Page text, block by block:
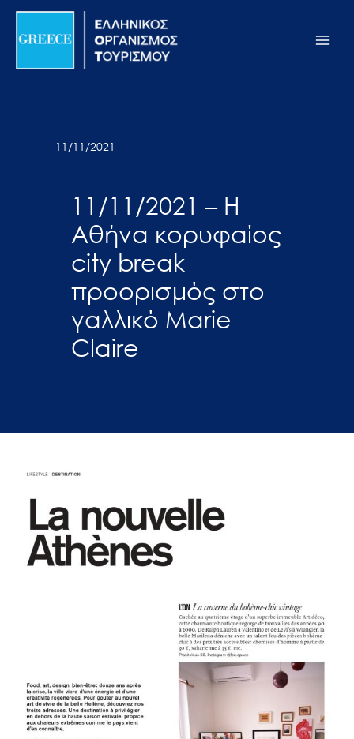
Σημείωση:
ιστότοπος
προσβασιμότητας.
Μετάβαση
περιεχόμενο
11/11/2021
11/11/2021 – Η
Αθήνα κορυφαίος
city break
προορισμός στο
γαλλικό Marie
Claire